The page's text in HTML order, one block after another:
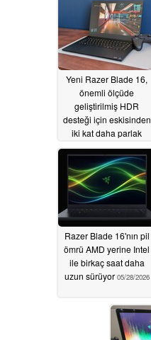
06/01/2026
Yeni Razer Blade 16,
önemli ölçüde
geliştirilmiş HDR
desteği için eskisinden
iki kat daha parlak
05/28/2026
Razer Blade 16'nın pil
ömrü AMD yerine Intel
ile birkaç saat daha
uzun sürüyor 05/28/2026